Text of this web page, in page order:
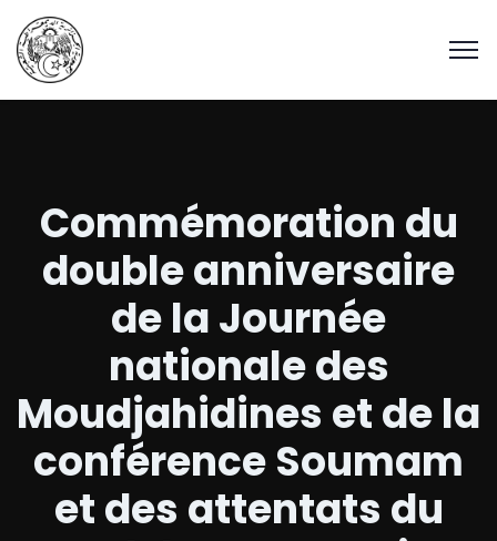
Commémoration du
double anniversaire
de la Journée
nationale des
Moudjahidines et de la
conférence Soumam
et des attentats du